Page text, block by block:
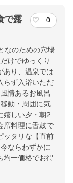
で露
0
なのための穴場
けでゆっくり
あり、温泉では
らず入浴いただ
情あるお風呂
動・周囲に気
嬉しい夕・朝2
席料理に舌鼓で
ッタリな【直前
ならわずかに
均一価格でお得